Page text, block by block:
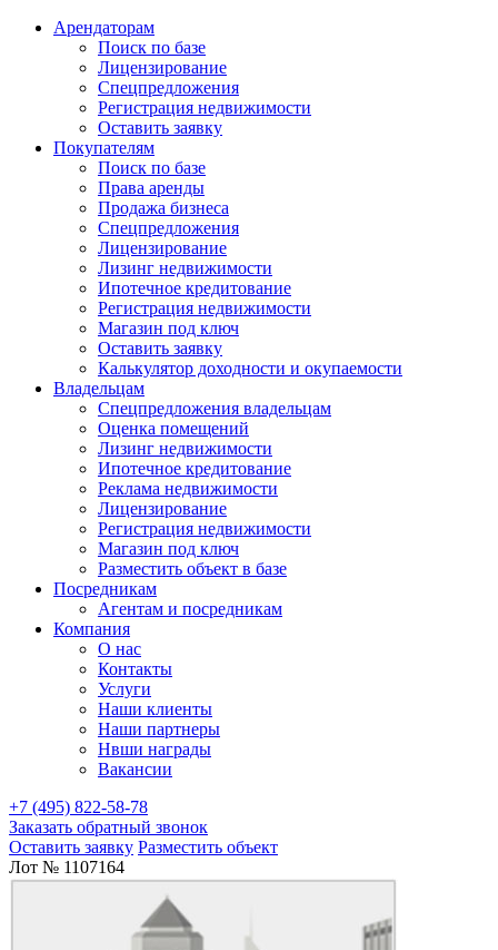
Арендаторам
Поиск по базе
Лицензирование
Спецпредложения
Регистрация недвижимости
Оставить заявку
Покупателям
Поиск по базе
Права аренды
Продажа бизнеса
Спецпредложения
Лицензирование
Лизинг недвижимости
Ипотечное кредитование
Регистрация недвижимости
Магазин под ключ
Оставить заявку
Калькулятор доходности и окупаемости
Владельцам
Спецпредложения владельцам
Оценка помещений
Лизинг недвижимости
Ипотечное кредитование
Реклама недвижимости
Лицензирование
Регистрация недвижимости
Магазин под ключ
Разместить объект в базе
Посредникам
Агентам и посредникам
Компания
О нас
Контакты
Услуги
Наши клиенты
Наши партнеры
Нвши награды
Вакансии
+7 (495) 822-58-78
Заказать обратный звонок
Оставить заявку Разместить объект
Лот № 1107164